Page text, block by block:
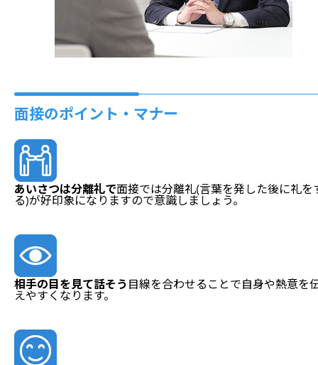
面接のポイント・マナー
あいさつは分離礼で面接では分離礼(言葉を発した後に礼を
る)が好印象になりますので意識しましょう。
相手の目を見て話そう目線を合わせることで自身や熱意を
えやすくなります。